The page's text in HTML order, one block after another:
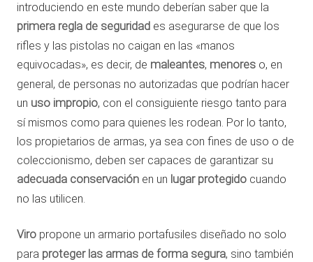
introduciendo en este mundo deberían saber que la
primera regla de seguridad es asegurarse de que los
rifles y las pistolas no caigan en las «manos
equivocadas», es decir, de maleantes, menores o, en
general, de personas no autorizadas que podrían hacer
un uso impropio, con el consiguiente riesgo tanto para
sí mismos como para quienes les rodean. Por lo tanto,
los propietarios de armas, ya sea con fines de uso o de
coleccionismo, deben ser capaces de garantizar su
adecuada conservación en un lugar protegido cuando
no las utilicen.
Viro propone un armario portafusiles diseñado no solo
para proteger las armas de forma segura, sino también